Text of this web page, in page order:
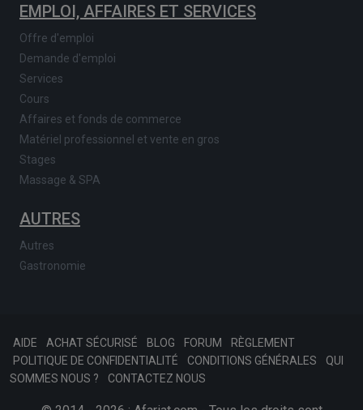
EMPLOI, AFFAIRES ET SERVICES
Offre d'emploi
Demande d'emploi
Services
Cours
Affaires et fonds de commerce
Matériel professionnel et vente en gros
Stages
Massage & SPA
AUTRES
Autres
Gastronomie
AIDE ACHAT SÉCURISÉ BLOG FORUM
RÈGLEMENT
POLITIQUE DE CONFIDENTIALITÉ
CONDITIONS GÉNÉRALES
QUI
SOMMES NOUS ?
CONTACTEZ NOUS